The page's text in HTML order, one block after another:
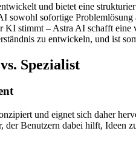
und bietet eine
sowohl sofortige
KI stimmt – Astra AI schafft
zu entwickeln, und ist
Spezialist
und eignet sich daher
Benutzern dabei hilft, Ideen